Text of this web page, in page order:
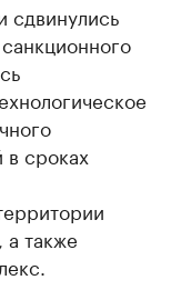
сдвинулись
сроках
также